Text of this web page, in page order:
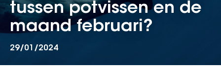
tussen potvissen en de
maand februari?
29/01/2024